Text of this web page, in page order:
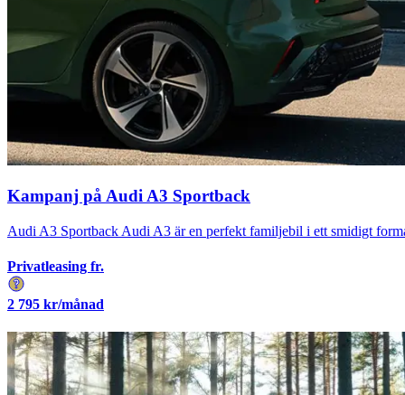
Kampanj på Audi A3 Sportback
Audi A3 Sportback Audi A3 är en perfekt familjebil i ett smidigt
Privatleasing fr.
2 795 kr/månad